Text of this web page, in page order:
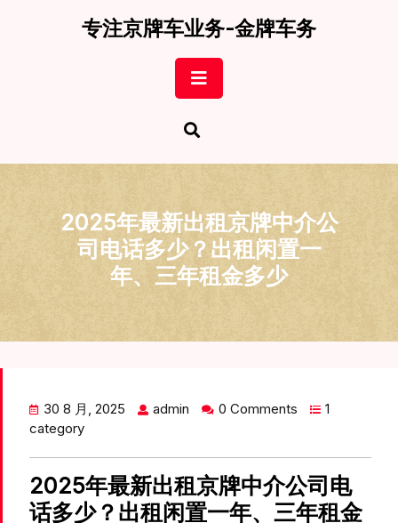
专注京牌车业务-金牌车务
Button
2025年最新出租京牌中介公
司电话多少？出租闲置一
年、三年租金多少
30 8 月, 2025 admin 0 Comments
1
category
2025年最新出租京牌中介公司电
话多少？出租闲置一年、三年租金